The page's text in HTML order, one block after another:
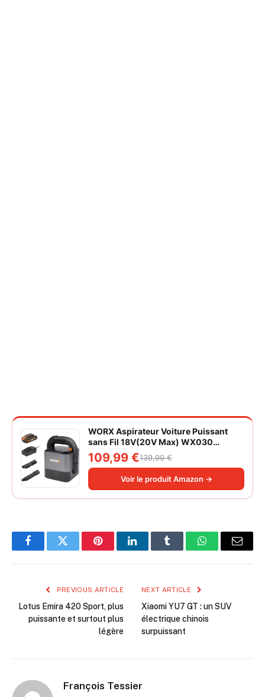
WORX Aspirateur Voiture Puissant
sans Fil 18V(20V Max) WX030
Aspirateur à Main sur Batterie 150W
10KPa avec Boîte de Rangement
Intégrée Dépoussiérage Maille
filtrante Lavable
109,99 €139,99 €
Voir le produit Amazon →
FacebookTwitter PinterestLinkedInTumblr WhatsAppEmail
PREVIOUS ARTICLE
Lotus Emira 420 Sport, plus
puissante et surtout plus
légère
NEXT ARTICLE
Xiaomi YU7 GT : un SUV
électrique chinois
surpuissant
François Tessier